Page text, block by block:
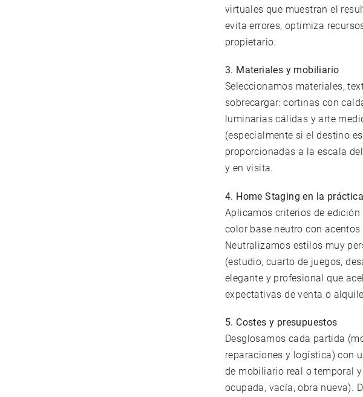
virtuales que muestran el
evita errores, optimiza
propietario.
3. Materiales y mobiliario
Seleccionamos materiales,
sobrecargar: cortinas con
luminarias cálidas y arte
(especialmente si el destino
proporcionadas a la escala
y en visita.
4. Home Staging en la práctica
Aplicamos criterios de
color base neutro con
Neutralizamos estilos muy
(estudio, cuarto de juegos,
elegante y profesional que
expectativas de venta o
5. Costes y presupuestos
Desglosamos cada partida
reparaciones y logística) con
de mobiliario real o temporal
ocupada, vacía, obra nueva).